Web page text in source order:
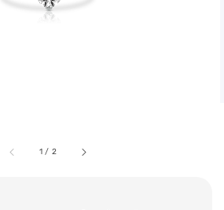
1 / 2